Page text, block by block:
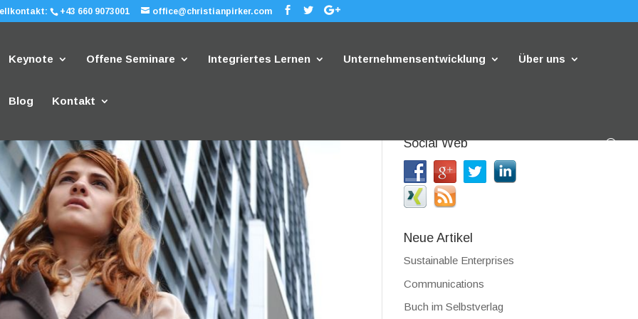
+43 660 9073001 office@christianpirker.com
Keynote Offene Seminare Integriertes Lernen Unternehmensentwicklung Über uns
Blog Kontakt
Social Web
Neue Artikel
Sustainable Enterprises
Communications
Buch im Selbstverlag